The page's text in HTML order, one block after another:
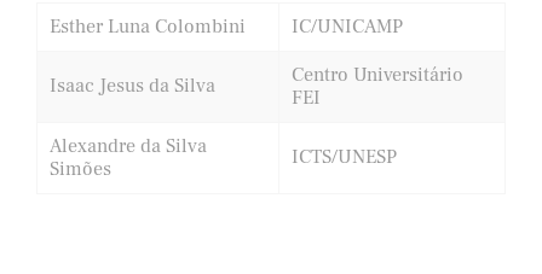
Esther Luna Colombini IC/UNICAMP
Isaac Jesus da Silva
Centro Universitário
FEI
Alexandre da Silva
Simões
ICTS/UNESP